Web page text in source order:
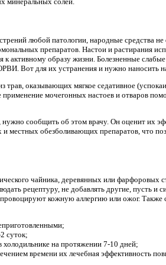
любой патологии, народные средства
препаратов. Настои и растирания
к активному образу жизни. Болезненные
Вот для их устранения и нужно наносить
трав, оказывающих мягкое седативное
мочегонных настоев и отваров
сообщить об этом врачу. Он оценит их
местных обезболивающих препаратов, что
чайника, деревянных или фарфоровых
рецептуру, не добавлять другие, пусть и
кожную аллергию или ожог. Также
суток;
на протяжении 7-10 дней;
времени их лечебная эффективность